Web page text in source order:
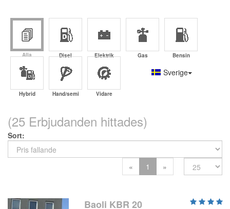
Alla Disel Elektrik Gas Bensin
Hybrid Hand/semi Vidare
Sverige
(25 Erbjudanden hittades)
Sort
« Previous
1 »
Baoli KBR 20